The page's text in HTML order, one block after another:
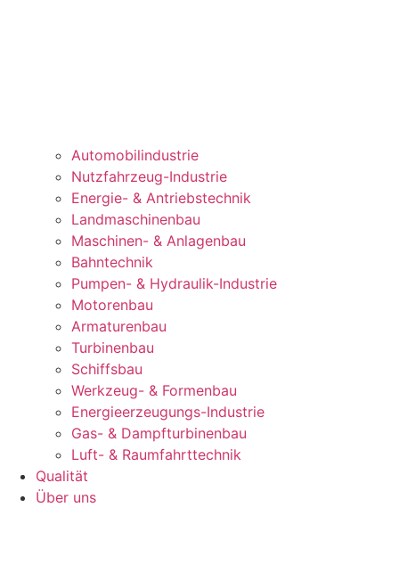
Automobilindustrie
Nutzfahrzeug-Industrie
Energie- & Antriebstechnik
Landmaschinenbau
Maschinen- & Anlagenbau
Bahntechnik
Pumpen- & Hydraulik-Industrie
Motorenbau
Armaturenbau
Turbinenbau
Schiffsbau
Werkzeug- & Formenbau
Energieerzeugungs-Industrie
Gas- & Dampfturbinenbau
Luft- & Raumfahrttechnik
Qualität
Über uns